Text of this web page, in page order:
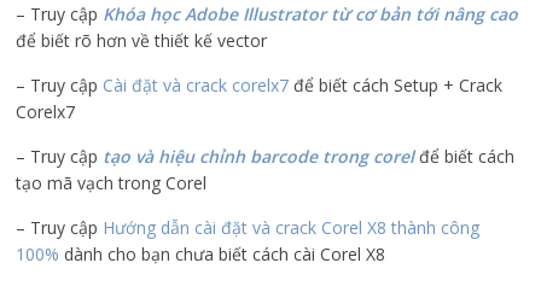
– Truy cập Khóa học Adobe Illustratortừ cơ bản tới nâng cao
để biết rõ hơn về thiết kế vector
– Truy cập Cài đặt và crack corelx7 để biết cách Setup + Crack
Corelx7
– Truy cập tạo và hiệu chỉnh barcode trong corelđể biết cách
tạo mã vạch trong Corel
– Truy cập Hướng dẫn cài đặt và crack Corel X8 thành công
100% dành cho bạn chưa biết cách cài Corel X8